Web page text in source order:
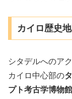
カイロ歴史
シタデルへのア
カイロ中心部の
プト考古学博物館